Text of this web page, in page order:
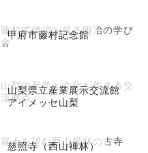
甲府市藤村記念館
藤村式建築が残る明治の学び
舎
山梨県立産業展示交流館
アイメッセ山梨
山梨の産業と文化が集まる交
流拠点
慈照寺（西山禅林）
富士を望む西山禅林の古寺